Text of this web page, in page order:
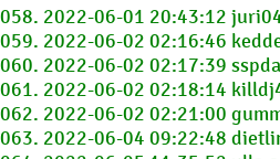
058. 2022-06-01 20:43:12
059. 2022-06-02 02:16:46
060. 2022-06-02 02:17:39
061. 2022-06-02 02:18:14
062. 2022-06-02 02:21:00
063. 2022-06-04 09:22:48